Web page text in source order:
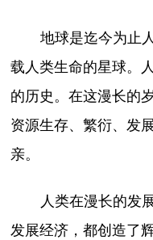
地球是迄今为止
载人类生命的星球。
的历史。在这漫长的
资源生存、繁衍、发
亲。
人类在漫长的发
发展经济，都创造了